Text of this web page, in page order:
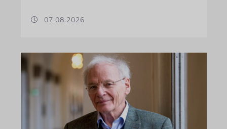
07.08.2026